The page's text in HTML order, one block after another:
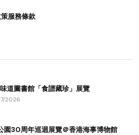
服務條款
道圖書館「食譜藏珍」展覽
2026
園30周年巡迴展覽＠香港海事博物館